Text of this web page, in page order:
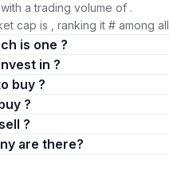
a trading volume of .
cap is , ranking it # among
is one ?
invest in ?
buy ?
?
sell ?
7. How many are there?